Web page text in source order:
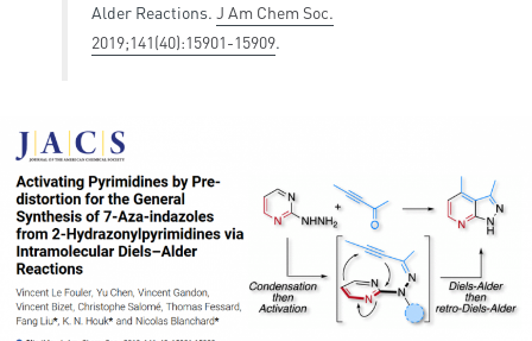
Alder Reactions. J Am Chem Soc.
2019;141(40):15901-15909.